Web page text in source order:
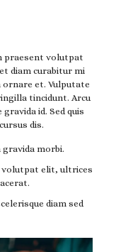
praesent volutpat
diam curabitur mi
ornare et. Vulputate
tincidunt. Arcu
id. Sed quis
dis.
morbi.
volutpat elit, ultrices
diam sed